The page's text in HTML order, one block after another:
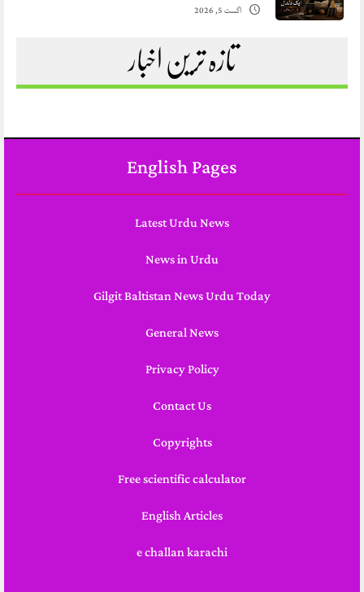
اگست 5, 2026
تازہ ترین اخبار
English Pages
Latest Urdu News
News in Urdu
Gilgit Baltistan News Urdu Today
General News
Privacy Policy
Contact Us
Copyrights
Free scientific calculator
English Articles
e challan karachi